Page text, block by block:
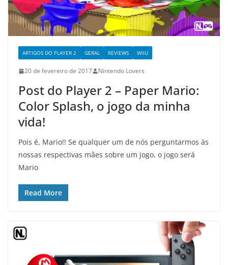
ARTIGOS DO PLAYER 2 GERAL REVIEWS WIIU
20 de fevereiro de 2017 Nintendo Lovers
Post do Player 2 – Paper Mario:
Color Splash, o jogo da minha
vida!
Pois é, Mario!! Se qualquer um de nós perguntarmos às
nossas respectivas mães sobre um jogo, o jogo será
Mario
Read More